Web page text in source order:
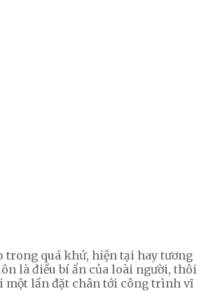
trong quá khứ, hiện tại hay tương
là điều bí ẩn của loài người, thôi
một lần đặt chân tới công trình vĩ